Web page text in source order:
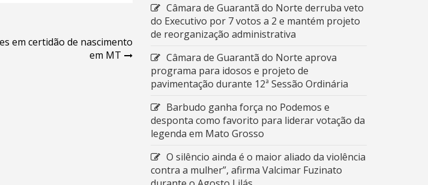
em certidão de nascimento
em MT
Câmara de Guarantã do Norte derruba veto
do Executivo por 7 votos a 2 e mantém projeto
de reorganização administrativa
Câmara de Guarantã do Norte aprova
programa para idosos e projeto de
pavimentação durante 12ª Sessão Ordinária
Barbudo ganha força no Podemos e
desponta como favorito para liderar votação da
legenda em Mato Grosso
O silêncio ainda é o maior aliado da violência
contra a mulher”, afirma Valcimar Fuzinato